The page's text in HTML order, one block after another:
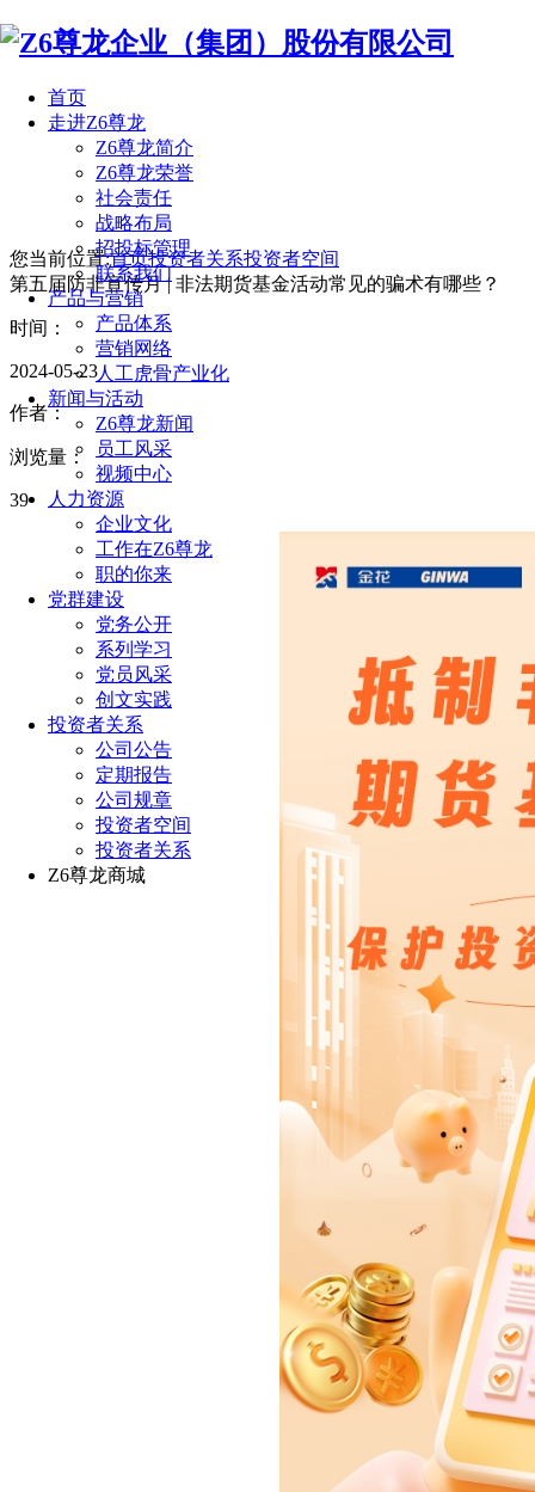
首页
走进Z6尊龙
Z6尊龙简介
Z6尊龙荣誉
社会责任
战略布局
招投标管理
联系我们
产品与营销
产品体系
营销网络
人工虎骨产业化
新闻与活动
Z6尊龙新闻
员工风采
视频中心
人力资源
企业文化
工作在Z6尊龙
职的你来
党群建设
党务公开
系列学习
党员风采
创文实践
投资者关系
公司公告
定期报告
公司规章
投资者空间
投资者关系
Z6尊龙商城
您当前位置:首页投资者关系投资者空间
第五届防非宣传月 | 非法期货基金活动常见的骗术有哪些？
时间：
2024-05-23
作者：
浏览量：
39